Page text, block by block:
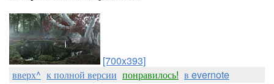
[700x393]
вверх^ к полной версии понравилось! в evernote